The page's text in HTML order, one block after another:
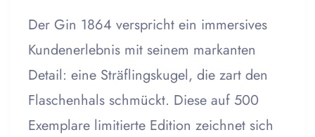
Der Gin 1864 verspricht ein immersives
Kundenerlebnis mit seinem markanten
Detail: eine Sträflingskugel, die zart den
Flaschenhals schmückt. Diese auf 500
Exemplare limitierte Edition zeichnet sich